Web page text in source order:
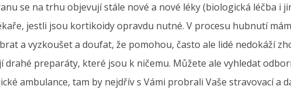
se na trhu objevují stále nové a nové léky (biologická léčba i
jestli jsou kortikoidy opravdu nutné. V procesu hubnutí
a vyzkoušet a doufat, že pomohou, často ale lidé nedokáží
drahé preparáty, které jsou k ničemu. Můžete ale vyhledat
ambulance, tam by nejdřív s Vámi probrali Vaše stravovací a